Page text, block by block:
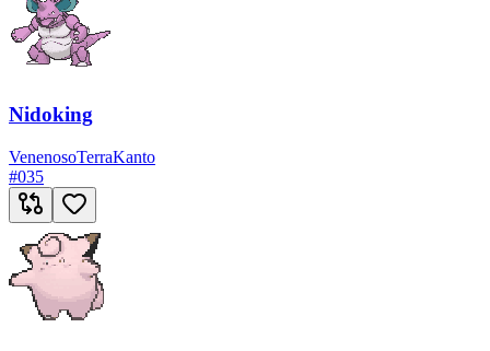
Nidoking
VenenosoTerraKanto
#035